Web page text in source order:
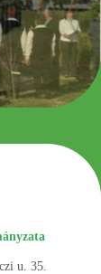
u. 35.